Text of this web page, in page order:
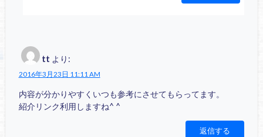
tt より:
2016年3月23日 11:11 AM
内容が分かりやすくいつも参考にさせてもらってます。
紹介リンク利用しますね^ ^
返信する